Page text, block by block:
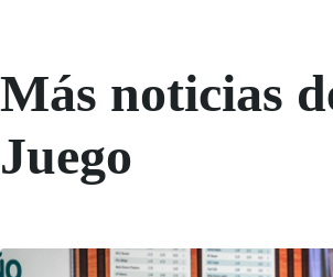
Más noticias
Juego